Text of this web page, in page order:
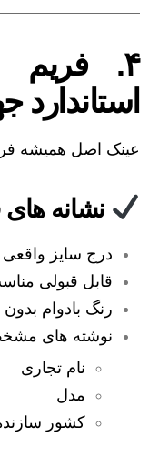
۴. فریم
استاندارد
عینک اصل همیشه
نشانه های
درج سایز واقعی روی
قابل قبولی
رنگ بادوام
نوشته های
نام تجاری
مدل
کشور